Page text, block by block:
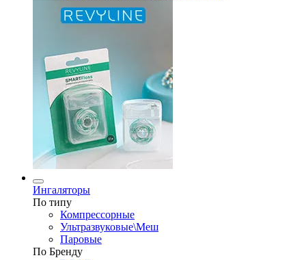
Ингаляторы
По типу
Компрессорные
Ультразвуковые\Меш
Паровые
По Бренду